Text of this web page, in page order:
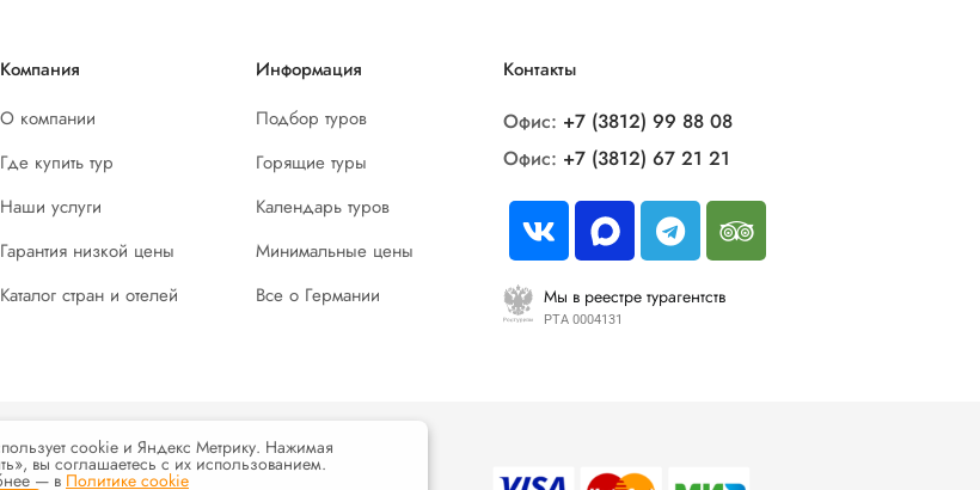
Компания
О компании
Где купить тур
Наши услуги
Гарантия низкой цены
Каталог стран и отелей
Информация
Подбор туров
Горящие туры
Календарь туров
Минимальные цены
Все о Германии
Контакты
Офис: +7 (3812) 99 88 08
Офис: +7 (3812) 67 21 21
Мы в реестре турагентств
РТА 0004131
иусловияиспользования интернет ресурса
cookie и Яндекс Метрику. Нажимая
вы соглашаетесь с их использованием.
— в Политике cookie